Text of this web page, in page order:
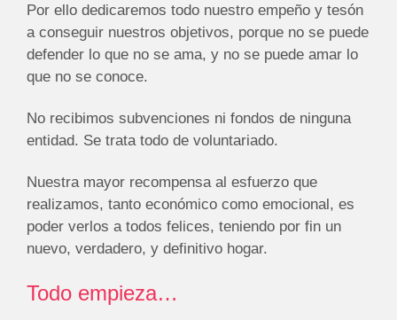
Por ello dedicaremos todo nuestro empeño y tesón
a conseguir nuestros objetivos, porque no se puede
defender lo que no se ama, y no se puede amar lo
que no se conoce.
No recibimos subvenciones ni fondos de ninguna
entidad. Se trata todo de voluntariado.
Nuestra mayor recompensa al esfuerzo que
realizamos, tanto económico como emocional, es
poder verlos a todos felices, teniendo por fin un
nuevo, verdadero, y definitivo hogar.
Todo empieza…